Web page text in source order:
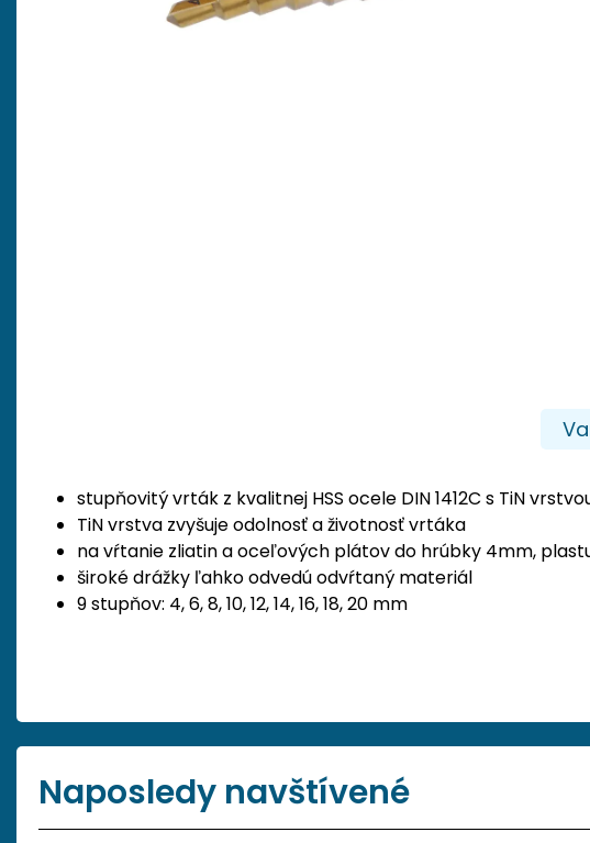
stupňovitý vrták z kvalitnej HSS ocele DIN 1412C s TiN
TiN vrstva zvyšuje odolnosť a životnosť vrtáka
na vŕtanie zliatin a oceľových plátov do hrúbky 4mm,
široké drážky ľahko odvedú odvŕtaný materiál
9 stupňov: 4, 6, 8, 10, 12, 14, 16, 18, 20 mm
Naposledy navštívené